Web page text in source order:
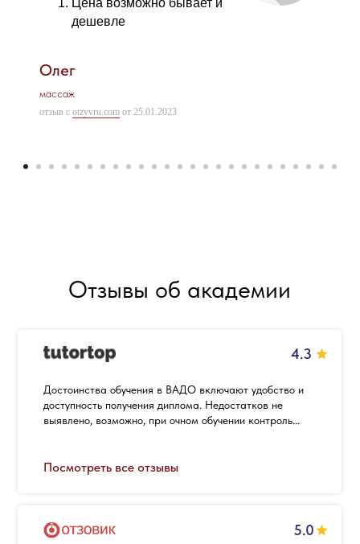
Цена возможно бывает и
дешевле
Олег
массаж
отзыв с otzyvru.com от 25.01.2023
Отзывы об академии
Посмотреть все отзывы
5.0
Достоинства обучения в ВАДО включают удобство и
доступность получения диплома. Недостатков не
выявлено, возможно, при очном обучении контроль...
4.3